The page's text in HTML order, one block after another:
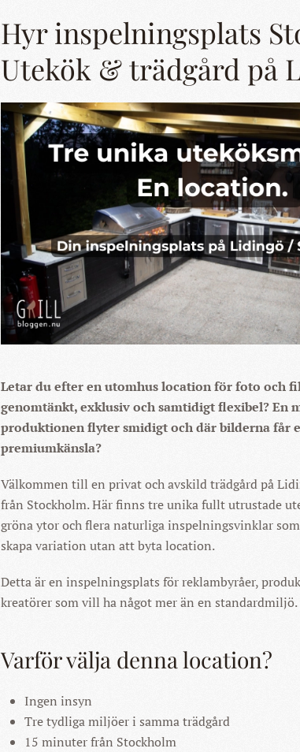
Hyr inspelningsplats
Utekök & trädgård på
Letar du efter en utomhus location för foto och
genomtänkt, exklusiv och samtidigt flexibel? En
produktionen flyter smidigt och där bilderna får
premiumkänsla?
Välkommen till en privat och avskild trädgård på
från Stockholm. Här finns tre unika fullt utrustade
gröna ytor och flera naturliga inspelningsvinklar
skapa variation utan att byta location.
Detta är en inspelningsplats för reklambyråer,
kreatörer som vill ha något mer än en standardmiljö.
Varför välja denna location?
Ingen insyn
Tre tydliga miljöer i samma trädgård
15 minuter från Stockholm